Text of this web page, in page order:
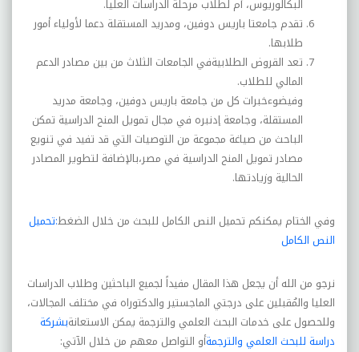
البکالوريوس، أم لطلاب مرحلة الدراسات العليا.
تقدم جامعتا باريس دوفين، ومدريد المستقلة دعما لأولياء أمور
طلابها.
تعد القروض الطلابيةفي الجامعات الثلاث من بين مصادر الدعم
المالي للطلاب.
وفيضوءخبرات کل من جامعة باريس دوفين، وجامعة مدريد
المستقلة، وجامعة إدنبره في مجال تمويل المنح الدراسية تمکن
الباحث من صياغة مجموعة من التوصيات التي قد تفيد في تنويع
مصادر تمويل المنح الدراسية في مصر،بالإضافة لتطوير المصادر
الحالية وزيادتها.
وفي الختام يمكنكم تحميل النص الكامل للبحث من خلال الضغط:تحميل
النص الكامل
نرجو من الله أن يجعل هذا المقال مفيداً لجميع الباحثين وطلاب الدراسات
العليا والمُقبلين على درجتي الماجستير والدكتوراه في مختلف المجالات،
وللحصول على خدمات البحث العلمي والترجمة يمكن الاستعانةبشركة
دراسة للبحث العلمي والترجمةأو التواصل معهم من خلال الآتي: